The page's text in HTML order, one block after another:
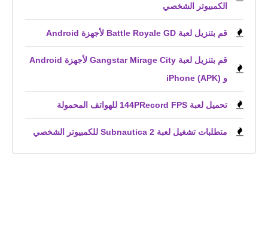
الكمبيوتر الشخصي
قم بتنزيل لعبة Battle Royale GD لأجهزة Android
قم بتنزيل لعبة Gangstar Mirage City لأجهزة Android
و iPhone (APK)
تحميل لعبة 144PRecord FPS للهواتف المحمولة
متطلبات تشغيل لعبة Subnautica 2 للكمبيوتر الشخصي